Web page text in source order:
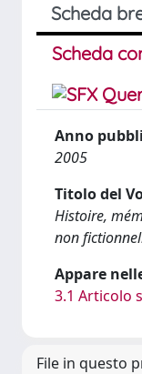
Scheda
Scheda
Anno
2005
Titolo del
Histoire,
non
Appare
3.1 Articolo
File in questo